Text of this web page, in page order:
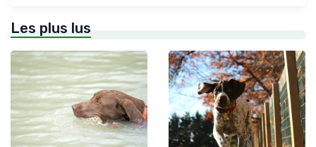
Les plus lus